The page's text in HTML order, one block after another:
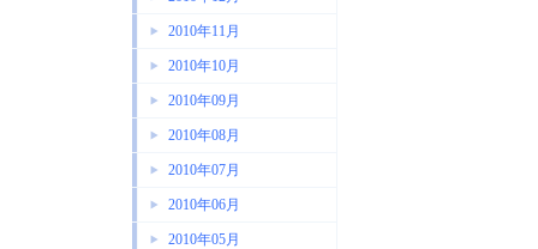
2010年11月
2010年10月
2010年09月
2010年08月
2010年07月
2010年06月
2010年05月